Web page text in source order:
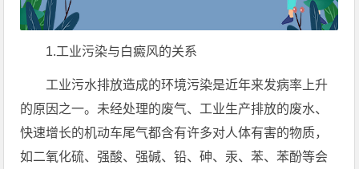
1.工业污染与白癜风的关系
工业污水排放造成的环境污染是近年来发病率上升
的原因之一。未经处理的废气、工业生产排放的废水、
快速增长的机动车尾气都含有许多对人体有害的物质，
如二氧化硫、强酸、强碱、铅、砷、汞、苯、苯酚等会